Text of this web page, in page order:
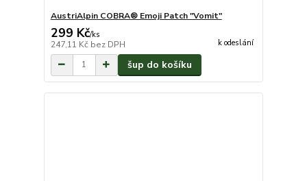
AustriAlpin COBRA® Emoji Patch "Vomit"
299 Kč/ks
247,11 Kč bez DPH k odeslání
šup do košíku